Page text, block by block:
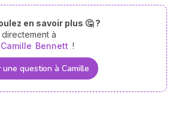
en savoir plus 🤔 ?
directement à
Camille Bennett !
une question à Camille